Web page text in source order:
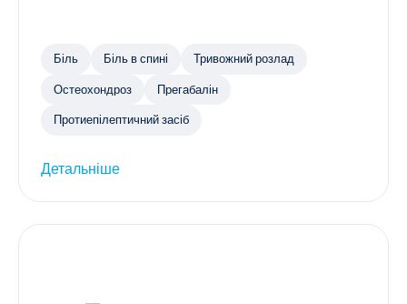
Біль Біль в спині Тривожний розлад
Остеохондроз Прегабалін
Протиепілептичний засіб
Детальніше